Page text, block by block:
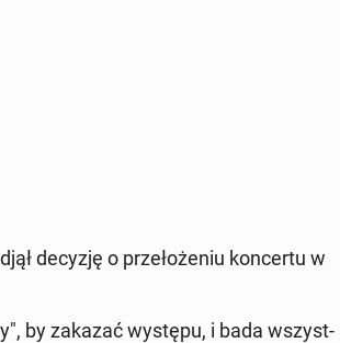
decyzję o prze­ło­że­niu kon­cer­tu w
by zakazać występu, i bada wszyst­